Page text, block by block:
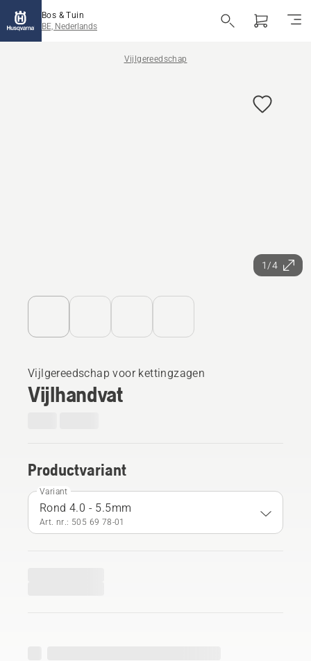
Bos & Tuin
BE, Nederlands
Vijlgereedschap
1/4
Vijlgereedschap voor kettingzagen
Vijlhandvat
Productvariant
Variant
Rond 4.0 - 5.5mm
Art. nr.: 505 69 78‑01